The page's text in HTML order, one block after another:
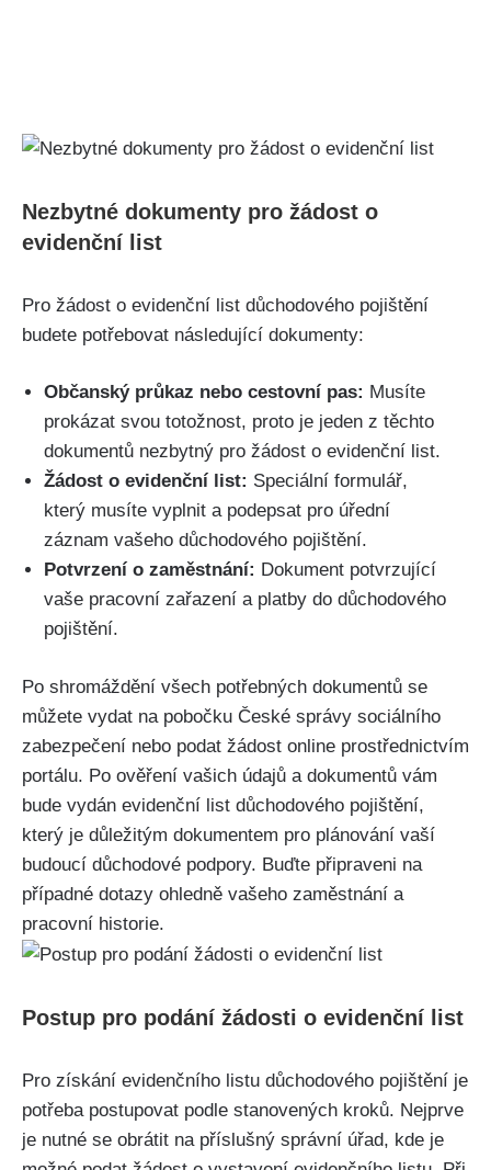
Nezbytné dokumenty pro žádost o
evidenční list
Pro žádost o evidenční list důchodového pojištění
budete potřebovat následující dokumenty:
Občanský průkaz nebo cestovní pas: Musíte
prokázat svou totožnost, proto je jeden z těchto
dokumentů nezbytný pro žádost o evidenční list.
Žádost o evidenční list: Speciální formulář,
který musíte vyplnit a podepsat pro úřední
záznam vašeho důchodového pojištění.
Potvrzení o zaměstnání: Dokument potvrzující
vaše pracovní zařazení a platby do důchodového
pojištění.
Po shromáždění všech potřebných dokumentů se
můžete vydat na pobočku České správy sociálního
zabezpečení nebo podat žádost online prostřednictvím
portálu. Po ověření vašich údajů a dokumentů vám
bude vydán evidenční list důchodového pojištění,
který je důležitým dokumentem pro plánování vaší
budoucí důchodové podpory. Buďte připraveni na
případné dotazy ohledně vašeho zaměstnání a
pracovní historie.
Postup pro podání žádosti o evidenční list
Pro získání evidenčního listu důchodového pojištění je
potřeba postupovat podle stanovených kroků. Nejprve
je nutné se obrátit na příslušný správní úřad, kde je